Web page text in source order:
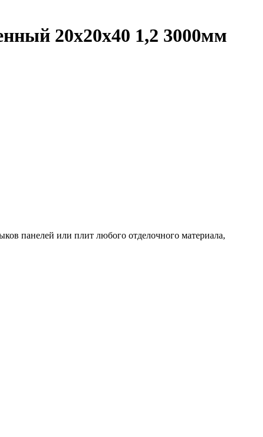
20х20х40 1,2 3000мм
панелей или плит любого отделочного материала,